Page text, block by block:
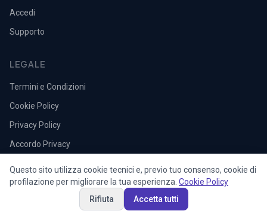
Accedi
Supporto
LEGALE
Termini e Condizioni
Cookie Policy
Privacy Policy
Accordo Privacy
© 2026 Lexdebita SRL. Tutti i diritti riservati.
Questo sito utilizza cookie tecnici e, previo tuo consenso, cookie di
profilazione per migliorare la tua esperienza. Cookie Policy
Rifiuta
Accetta tutti